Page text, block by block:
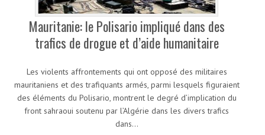
Mauritanie: le Polisario impliqué dans des
trafics de drogue et d’aide humanitaire
Les violents affrontements qui ont opposé des militaires
mauritaniens et des trafiquants armés, parmi lesquels figuraient
des éléments du Polisario, montrent le degré d’implication du
front sahraoui soutenu par l’Algérie dans les divers trafics
dans…